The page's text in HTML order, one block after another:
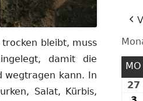
bleibt, muss
damit die
wegtragen kann. In
Salat, Kürbis,
MO
27